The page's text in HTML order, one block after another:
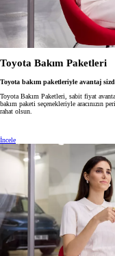
Toyota Bakım Paketleri
Toyota bakım paketleriyle avantaj
Toyota Bakım Paketleri, sabit fiyat
bakım paketi seçenekleriyle aracınızın
rahat olsun.
İncele